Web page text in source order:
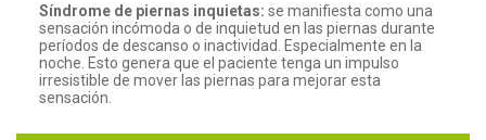
Síndrome de piernas inquietas: se manifiesta como una
sensación incómoda o de inquietud en las piernas durante
períodos de descanso o inactividad. Especialmente en la
noche. Esto genera que el paciente tenga un impulso
irresistible de mover las piernas para mejorar esta
sensación.